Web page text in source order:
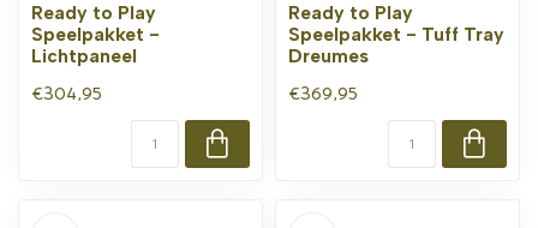
Ready to Play
Speelpakket -
Lichtpaneel
€304,95
Ready to Play
Speelpakket - Tuff Tray
Dreumes
€369,95